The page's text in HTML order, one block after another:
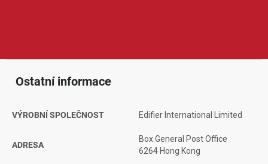
Ostatní informace
VÝROBNÍ SPOLEČNOST Edifier International Limited
ADRESA
Box General Post Office
6264 Hong Kong